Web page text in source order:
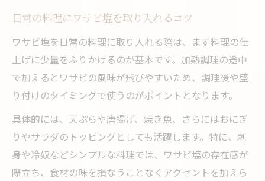
わさび塩おにぎりから広がる新しい味覚
ワサビ塩おにぎりで感じる新たな美味しさ
ワサビ塩とご飯の意外な相性を発見
人気のワサビ塩おにぎりアレンジ術
ワサビ塩おにぎりに合う食材の選び方
ワサビ塩を使った簡単おにぎりレシピ紹介
刺身や肉料理も楽しめる万能ワサビ塩活用法
日常の料理にワサビ塩を取り入れるコツ
ワサビ塩を日常の料理に取り入れる際は、まず料理の仕
上げに少量をふりかけるのが基本です。加熱調理の途中
で加えるとワサビの風味が飛びやすいため、調理後や盛
り付けのタイミングで使うのがポイントとなります。
具体的には、天ぷらや唐揚げ、焼き魚、さらにはおにぎ
りやサラダのトッピングとしても活躍します。特に、刺
身や冷奴などシンプルな料理では、ワサビ塩の存在感が
際立ち、食材の味を損なうことなくアクセントを加えら